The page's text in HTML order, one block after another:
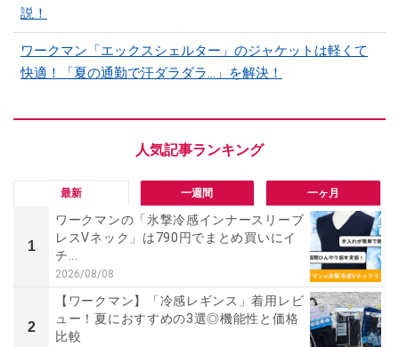
説！
ワークマン「エックスシェルター」のジャケットは軽くて
快適！「夏の通勤で汗ダラダラ...」を解決！
最新 一週間 一ヶ月
1
ワークマンの「氷撃冷感インナースリーブ
レスVネック」は790円でまとめ買いにイ
チ...
2026/08/08
2
【ワークマン】「冷感レギンス」着用レビ
ュー！夏におすすめの3選◎機能性と価格
比較